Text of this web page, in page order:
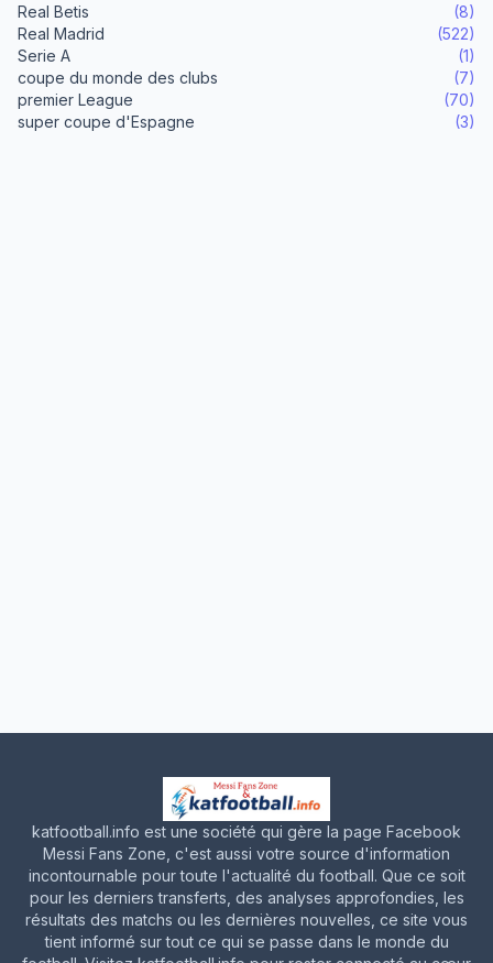
Real Betis
(8)
Real Madrid
(522)
Serie A
(1)
coupe du monde des clubs
(7)
premier League
(70)
super coupe d'Espagne
(3)
katfootball.info est une société qui gère la page Facebook
Messi Fans Zone, c'est aussi votre source d'information
incontournable pour toute l'actualité du football. Que ce soit
pour les derniers transferts, des analyses approfondies, les
résultats des matchs ou les dernières nouvelles, ce site vous
tient informé sur tout ce qui se passe dans le monde du